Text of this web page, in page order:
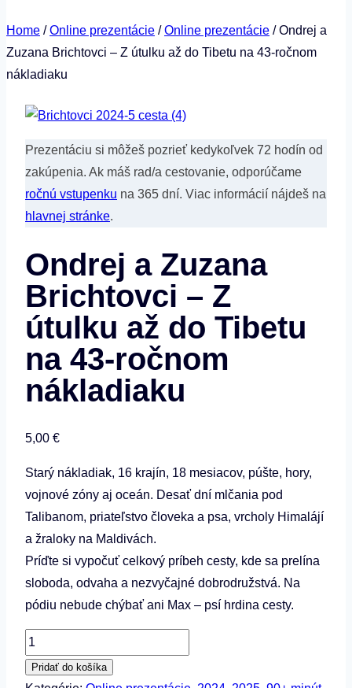
Home / Online prezentácie / Online prezentácie / Ondrej a
Zuzana Brichtovci – Z útulku až do Tibetu na 43-ročnom
nákladiaku
Prezentáciu si môžeš pozrieť kedykoľvek 72 hodín od
zakúpenia. Ak máš rad/a cestovanie, odporúčame
ročnú vstupenku na 365 dní. Viac informácií nájdeš na
hlavnej stránke.
Ondrej a Zuzana
Brichtovci – Z
útulku až do Tibetu
na 43-ročnom
nákladiaku
5,00 €
Starý nákladiak, 16 krajín, 18 mesiacov, púšte, hory,
vojnové zóny aj oceán. Desať dní mlčania pod
Talibanom, priateľstvo človeka a psa, vrcholy Himalájí
a žraloky na Maldivách.
Príďte si vypočuť celkový príbeh cesty, kde sa prelína
sloboda, odvaha a nezvyčajné dobrodružstvá. Na
pódiu nebude chýbať ani Max – psí hrdina cesty.
množstvo
Ondrej
a
Pridať do košíka